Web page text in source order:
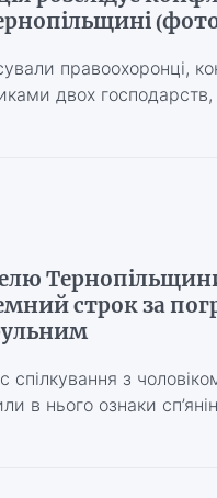
правоохоронці,
двох
строк за
спілкування з
в нього ознаки